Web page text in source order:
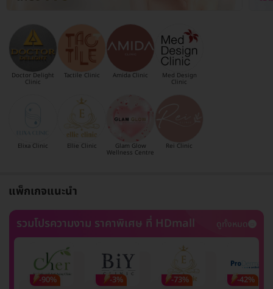
Doctor Delight
Clinic
Tactile Clinic Amida Clinic Med Design
Clinic
Elixa Clinic Ellie Clinic Glam Glow
Wellness Centre
Rei Clinic
แพ็กเกจแนะนำ
รวมโปรความงาม ราคาพิเศษ ที่ HDmall
ดูทั้งหมด
-90% -3% -73% -42%